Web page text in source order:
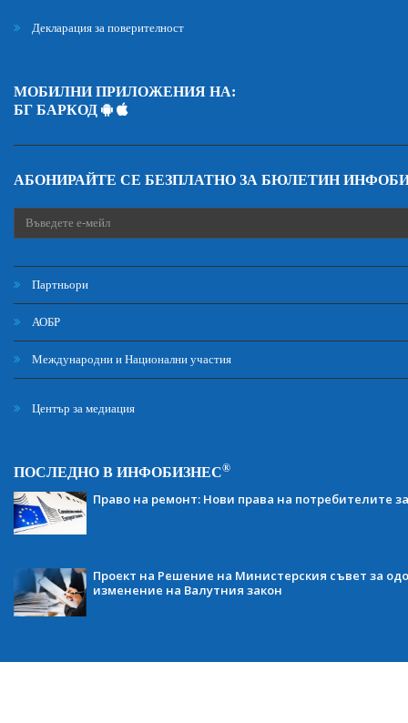
Декларация за поверителност
МОБИЛНИ ПРИЛОЖЕНИЯ НА:
БГ БАРКОД
АБОНИРАЙТЕ СЕ БЕЗПЛАТНО ЗА БЮЛЕТИН
Партньори
АОБР
Международни и Национални участия
Център за медиация
ПОСЛЕДНО В ИНФОБИЗНЕС®
Право на ремонт: Нови права на потребителите
Проект на Решение на Министерския съвет за
изменение на Валутния закон